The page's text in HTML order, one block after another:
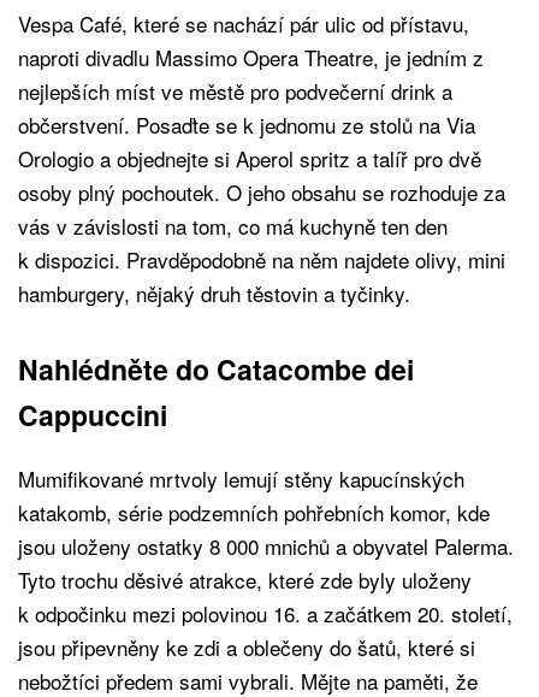
Vespa Café, které se nachází pár ulic od přístavu,
naproti divadlu Massimo Opera Theatre, je jedním z
nejlepších míst ve městě pro podvečerní drink a
občerstvení. Posaďte se k jednomu ze stolů na Via
Orologio a objednejte si Aperol spritz a talíř pro dvě
osoby plný pochoutek. O jeho obsahu se rozhoduje za
vás v závislosti na tom, co má kuchyně ten den
k dispozici. Pravděpodobně na něm najdete olivy, mini
hamburgery, nějaký druh těstovin a tyčinky.
Nahlédněte do Catacombe dei
Cappuccini
Mumifikované mrtvoly lemují stěny kapucínských
katakomb, série podzemních pohřebních komor, kde
jsou uloženy ostatky 8 000 mnichů a obyvatel Palerma.
Tyto trochu děsivé atrakce, které zde byly uloženy
k odpočinku mezi polovinou 16. a začátkem 20. století,
jsou připevněny ke zdi a oblečeny do šatů, které si
nebožtíci předem sami vybrali. Mějte na paměti, že